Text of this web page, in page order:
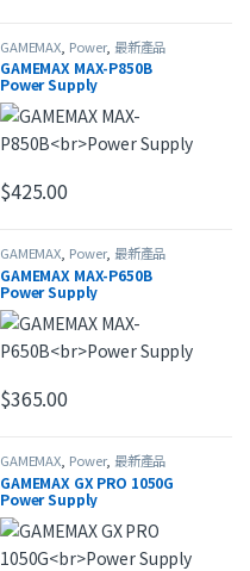
GAMEMAX Power, 最新產品
GAMEMAX MAX-P850B
Power Supply
$425.00
GAMEMAX, Power, 最新產品
GAMEMAX MAX-P650B
Power Supply
$365.00
GAMEMAX Power, 最新產品
GAMEMAX GX PRO 1050G
Power Supply